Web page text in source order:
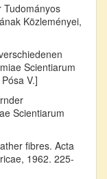
Tudományos
Közleményei,
Scientiarum
V.]
Scientiarum
fibres. Acta
1962. 225-